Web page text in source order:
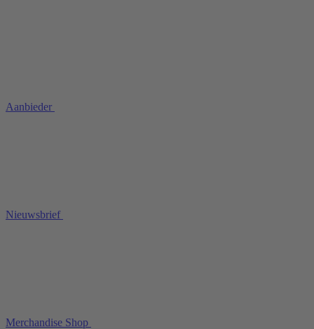
Aanbieder
Nieuwsbrief
Merchandise Shop